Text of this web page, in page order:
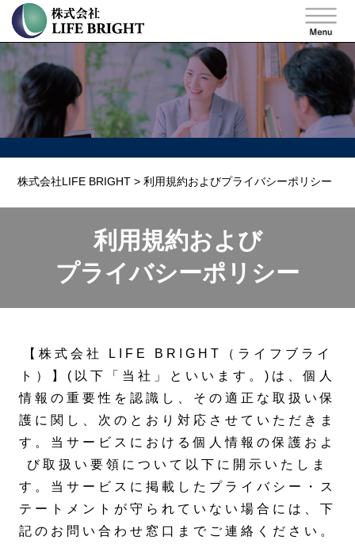
株式会社LIFE BRIGHT > 利用規約およびプライバシーポリシー
利用規約および
プライバシーポリシー
【株式会社 LIFE BRIGHT（ライフブライ
ト）】(以下「当社」といいます。)は、個人
情報の重要性を認識し、その適正な取扱い保
護に関し、次のとおり対応させていただきま
す。当サービスにおける個人情報の保護およ
び取扱い要領について以下に開示いたしま
す。当サービスに掲載したプライバシー・ス
テートメントが守られていない場合には、下
記のお問い合わせ窓口までご連絡ください。